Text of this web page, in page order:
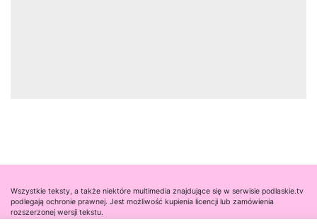
Wszystkie teksty, a także niektóre multimedia znajdujące się w serwisie podlaskie.tv
podlegają ochronie prawnej. Jest możliwość kupienia licencji lub zamówienia
rozszerzonej wersji tekstu.